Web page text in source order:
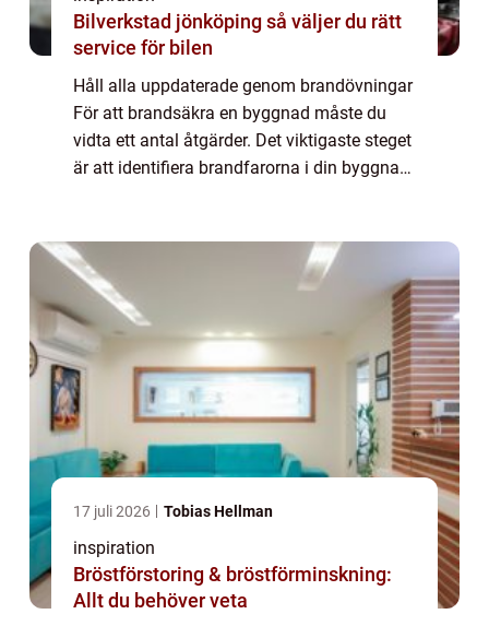
Bilverkstad jönköping så väljer du rätt
service för bilen
Håll alla uppdaterade genom brandövningar
För att brandsäkra en byggnad måste du
vidta ett antal åtgärder. Det viktigaste steget
är att identifiera brandfarorna i din byggnad
17 juli 2026 Tobias Hellman
inspiration
Bröstförstoring & bröstförminskning:
Allt du behöver veta